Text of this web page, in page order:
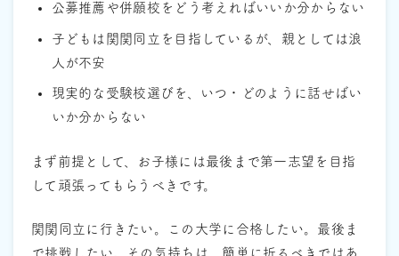
公募推薦や併願校をどう考えればいいか分からない
子どもは関関同立を目指しているが、親としては浪
人が不安
現実的な受験校選びを、いつ・どのように話せばい
いか分からない
まず前提として、お子様には最後まで第一志望を目指
して頑張ってもらうべきです。
関関同立に行きたい。この大学に合格したい。最後ま
で挑戦したい。その気持ちは、簡単に折るべきではあ